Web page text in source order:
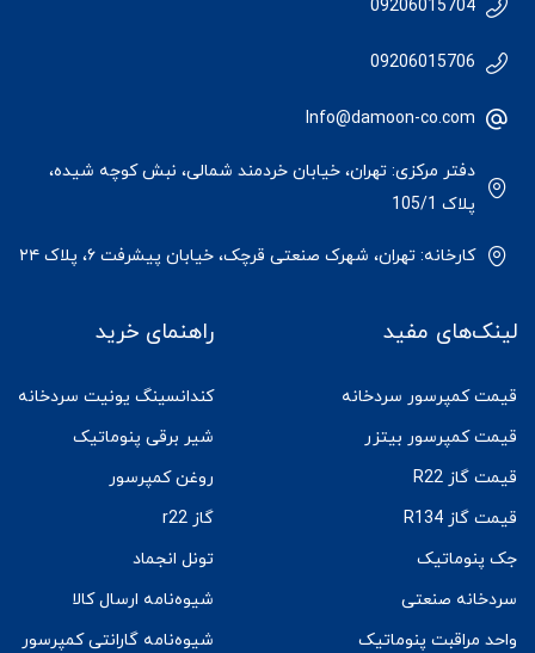
09206015704
09206015706
Info@damoon-co.com
دفتر مرکزی: تهران، خیابان خردمند شمالی، نبش کوچه شیده،
پلاک 105/1
کارخانه: تهران، شهرک صنعتی قرچک، خیابان پیشرفت ۶، پلاک ۲۴
لینک‌های مفید
قیمت کمپرسور سردخانه
قیمت کمپرسور بیتزر
قیمت گاز R22
قیمت گاز R134
جک پنوماتیک
سردخانه صنعتی
واحد مراقبت پنوماتیک
راهنمای خرید
کندانسینگ یونیت سردخانه
شیر برقی پنوماتیک
روغن کمپرسور
گاز r22
تونل انجماد
شیوه‌نامه ارسال کالا
شیوه‌نامه گارانتی کمپرسور